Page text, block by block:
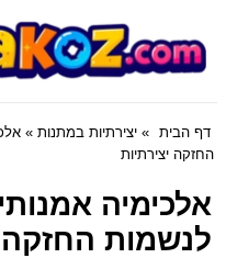
Cakoz.com
דף הבית » יצירתיות במתנות »
החזקה יצירתיות
אלכימיה
לנשמות החזקה